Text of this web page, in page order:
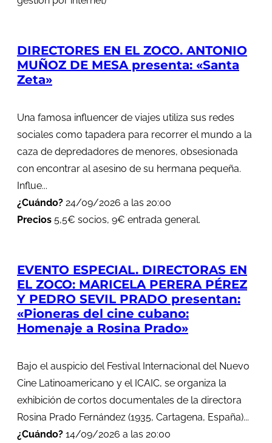
DIRECTORES EN EL ZOCO. ANTONIO
MUÑOZ DE MESA presenta: «Santa
Zeta»
Una famosa influencer de viajes utiliza sus redes
sociales como tapadera para recorrer el mundo a la
caza de depredadores de menores, obsesionada
con encontrar al asesino de su hermana pequeña.
Influe...
¿Cuándo? 24/09/2026 a las 20:00
Precios 5,5€ socios, 9€ entrada general.
EVENTO ESPECIAL. DIRECTORAS EN
EL ZOCO: MARICELA PERERA PÉREZ
Y PEDRO SEVIL PRADO presentan:
«Pioneras del cine cubano:
Homenaje a Rosina Prado»
Bajo el auspicio del Festival Internacional del Nuevo
Cine Latinoamericano y el ICAIC, se organiza la
exhibición de cortos documentales de la directora
Rosina Prado Fernández (1935, Cartagena, España)...
¿Cuándo? 14/09/2026 a las 20:00